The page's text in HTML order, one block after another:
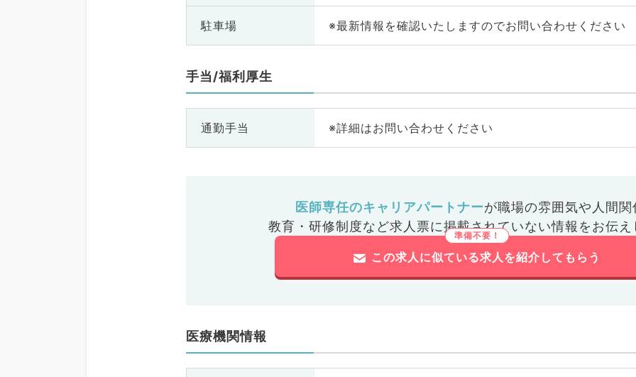
駐車場 ※最新情報を確認いたしますのでお問い合わせください
手当/福利厚生
通勤手当 ※詳細はお問い合わせください
医師専任のキャリアパートナーが職場の雰囲気や人間関
教育・研修制度など求人票に掲載されていない情報をお伝え
この求人に似ている求人を紹介してもらう
医療機関情報